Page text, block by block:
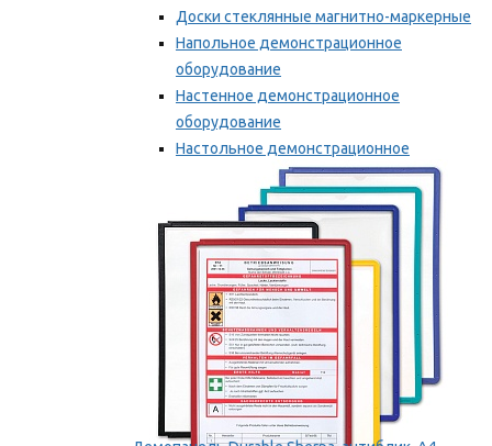
Доски стеклянные магнитно-маркерные
Напольное демонстрационное
оборудование
Настенное демонстрационное
оборудование
Настольное демонстрационное
оборудование
Мы рекомендуем